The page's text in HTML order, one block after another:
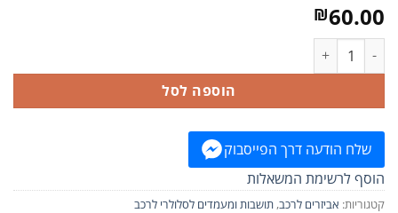
₪60.00
כמות של מעמד מוט גמיש לסלולרי לרכב
הוספה לסל
שלח הודעה דרך הפייסבוק
הוסף לרשימת המשאלות
קטגוריות: אביזרים לרכב, תושבות ומעמדים לסלולרי לרכב